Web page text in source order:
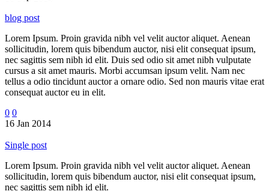
blog post
Lorem Ipsum. Proin gravida nibh vel velit auctor aliquet. Aenean
sollicitudin, lorem quis bibendum auctor, nisi elit consequat ipsum,
nec sagittis sem nibh id elit. Duis sed odio sit amet nibh vulputate
cursus a sit amet mauris. Morbi accumsan ipsum velit. Nam nec
tellus a odio tincidunt auctor a ornare odio. Sed non mauris vitae erat
consequat auctor eu in elit.
0 0
16 Jan 2014
Single post
Lorem Ipsum. Proin gravida nibh vel velit auctor aliquet. Aenean
sollicitudin, lorem quis bibendum auctor, nisi elit consequat ipsum,
nec sagittis sem nibh id elit.